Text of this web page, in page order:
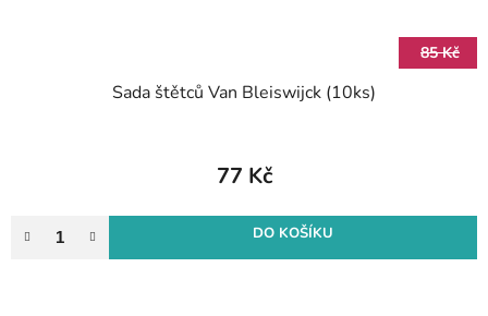
85 Kč
Sada štětců Van Bleiswijck (10ks)
77 Kč
DO KOŠÍKU